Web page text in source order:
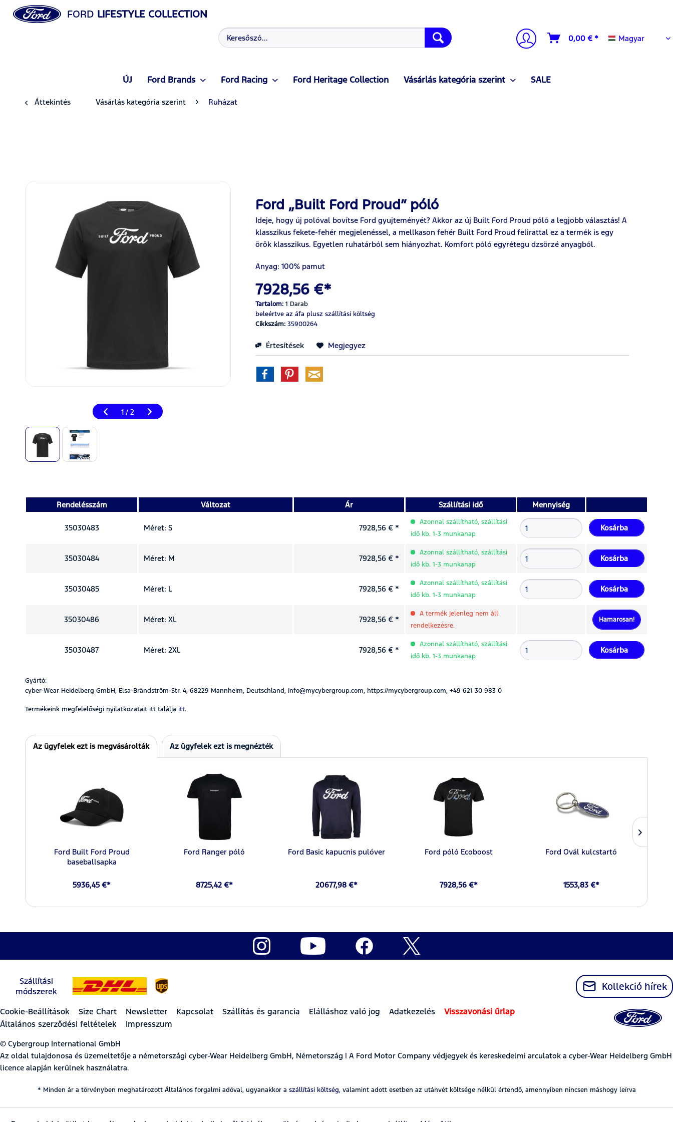
FORD LIFESTYLE COLLECTION
0,00 € * Magyar
Magyar
ÚJ Ford Brands Ford Racing Ford Heritage Collection Vásárlás kategória szerint SALE
Áttekintés Vásárlás kategória szerint Ruházat
1 / 2
Ford „Built Ford Proud” póló
Ideje, hogy új polóval bovítse Ford gyujteményét? Akkor az új Built Ford Proud póló a legjobb választás! A
klasszikus fekete-fehér megjelenéssel, a mellkason fehér Built Ford Proud felirattal ez a termék is egy
örök klasszikus. Egyetlen ruhatárból sem hiányozhat. Komfort póló egyrétegu dzsörzé anyagból.
Anyag: 100% pamut
7928,56 €*
Tartalom:1 Darab
beleértve az áfa plusz szállítási költség
Cikkszám:35900264
Értesítések Megjegyez
Rendelésszám Változat Ár Szállítási idő Mennyiség
35030483 Méret: S 7928,56 € *
Azonnal szállítható, szállítási
idő kb. 1-3 munkanap
Kosárba
35030484 Méret: M 7928,56 € *
Azonnal szállítható, szállítási
idő kb. 1-3 munkanap
Kosárba
35030485 Méret: L 7928,56 € *
Azonnal szállítható, szállítási
idő kb. 1-3 munkanap
Kosárba
35030486 Méret: XL 7928,56 € *
A termék jelenleg nem áll
rendelkezésre.
Hamarosan!
35030487 Méret: 2XL 7928,56 € *
Azonnal szállítható, szállítási
idő kb. 1-3 munkanap
Kosárba
Gyártó:
cyber-Wear Heidelberg GmbH, Elsa-Brändström-Str. 4, 68229 Mannheim, Deutschland, Info@mycybergroup.com, https://mycybergroup.com, +49 621 30 983 0
Termékeink megfelelőségi nyilatkozatait itt találja itt.
Az ügyfelek ezt is megvásárolták Az ügyfelek ezt is megnézték
Ford Built Ford Proud
baseballsapka
5936,45 €*
Ford Ranger póló
8725,42 €*
Ford Basic kapucnis pulóver
20677,98 €*
Ford póló Ecoboost
7928,56 €*
Ford Ovál kulcstartó
1553,83 €*
Szállítási
módszerek
Kollekció hírek
Cookie-Beállítások Size Chart Newsletter Kapcsolat Szállítás és garancia Elálláshoz való jog Adatkezelés
Visszavonási űrlap
Általános szerződési feltételek
Impresszum
© Cybergroup International GmbH
Az oldal tulajdonosa és üzemeltetője a németországi cyber-Wear Heidelberg GmbH, Németország | A Ford Motor Company védjegyek és kereskedelmi arculatok a cyber-Wear Heidelberg GmbH
licence alapján kerülnek használatra.
* Minden ár a törvényben meghatározott Általános forgalmi adóval, ugyanakkor a szállítási költség, valamint adott esetben az utánvét költsége nélkül értendő, amennyiben nincsen máshogy leírva